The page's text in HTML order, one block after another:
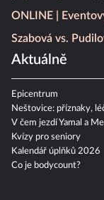
ONLINE
Szabová vs.
Aktuálně
Epicentrum
Neštovice: příznaky,
V čem jezdí Yamal a
Kvízy pro seniory
Kalendář úplňků 2026
Co je bodycount?